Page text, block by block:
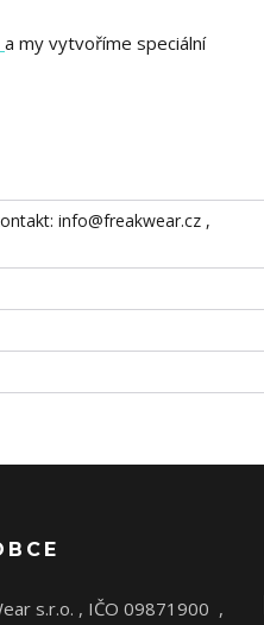
a my vytvoříme speciální
info@freakwear.cz ,
s.r.o. , IČO 09871900 ,